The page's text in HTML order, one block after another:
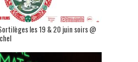
les 19 & 20 juin soirs @